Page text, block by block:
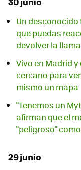
Un
que puedas
devolver la
Vivo en Madrid
cercano para
mismo un mapa
"Tenemos un
afirman que el
"peligroso"
29 junio